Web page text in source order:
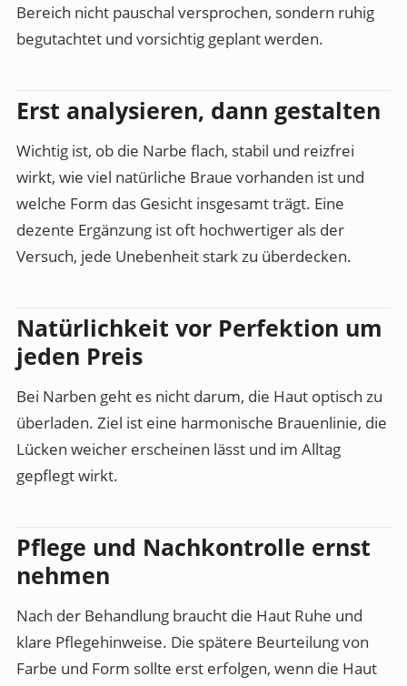
Bereich nicht pauschal versprochen, sondern ruhig
begutachtet und vorsichtig geplant werden.
Erst analysieren, dann gestalten
Wichtig ist, ob die Narbe flach, stabil und reizfrei
wirkt, wie viel natürliche Braue vorhanden ist und
welche Form das Gesicht insgesamt trägt. Eine
dezente Ergänzung ist oft hochwertiger als der
Versuch, jede Unebenheit stark zu überdecken.
Natürlichkeit vor Perfektion um
jeden Preis
Bei Narben geht es nicht darum, die Haut optisch zu
überladen. Ziel ist eine harmonische Brauenlinie, die
Lücken weicher erscheinen lässt und im Alltag
gepflegt wirkt.
Pflege und Nachkontrolle ernst
nehmen
Nach der Behandlung braucht die Haut Ruhe und
klare Pflegehinweise. Die spätere Beurteilung von
Farbe und Form sollte erst erfolgen, wenn die Haut